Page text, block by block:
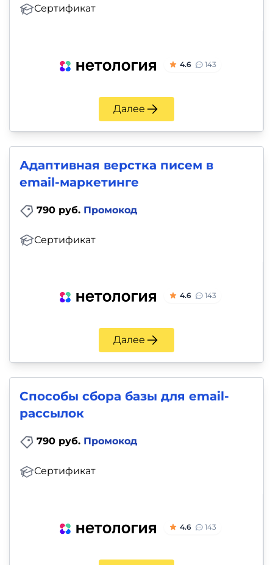
Сертификат
4.6 143
Далее
Адаптивная верстка писем в
email-маркетинге
790 руб. Промокод
Сертификат
4.6 143
Далее
Способы сбора базы для email-
рассылок
790 руб. Промокод
Сертификат
4.6 143
язык
детей
Красота,
здоровье,
фитнес
Психология
и
саморазвитие
Прочее
Тесты
профориентацию